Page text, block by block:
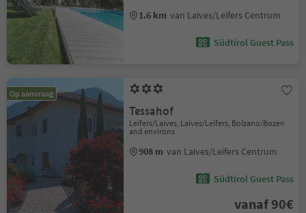
1.6 km van Laives/Leifers Centrum
Südtirol Guest Pass
Op aanvraag
Tessahof
Leifers/Laives, Laives/Leifers, Bolzano/Bozen
and environs
908 m van Laives/Leifers Centrum
Südtirol Guest Pass
vanaf 90€